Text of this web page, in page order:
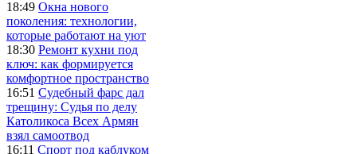
18:49 Окна нового
поколения: технологии,
которые работают на уют
18:30 Ремонт кухни под
ключ: как формируется
комфортное пространство
16:51 Судебный фарс дал
трещину: Судья по делу
Католикоса Всех Армян
взял самоотвод
16:11 Спорт под каблуком